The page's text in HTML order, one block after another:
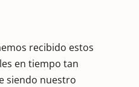
recibido estos
en tiempo tan
siendo nuestro